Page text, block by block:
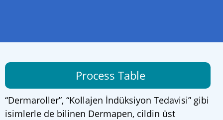
Process Table
“Dermaroller”, “Kollajen İndüksiyon Tedavisi” gibi
isimlerle de bilinen Dermapen, cildin üst